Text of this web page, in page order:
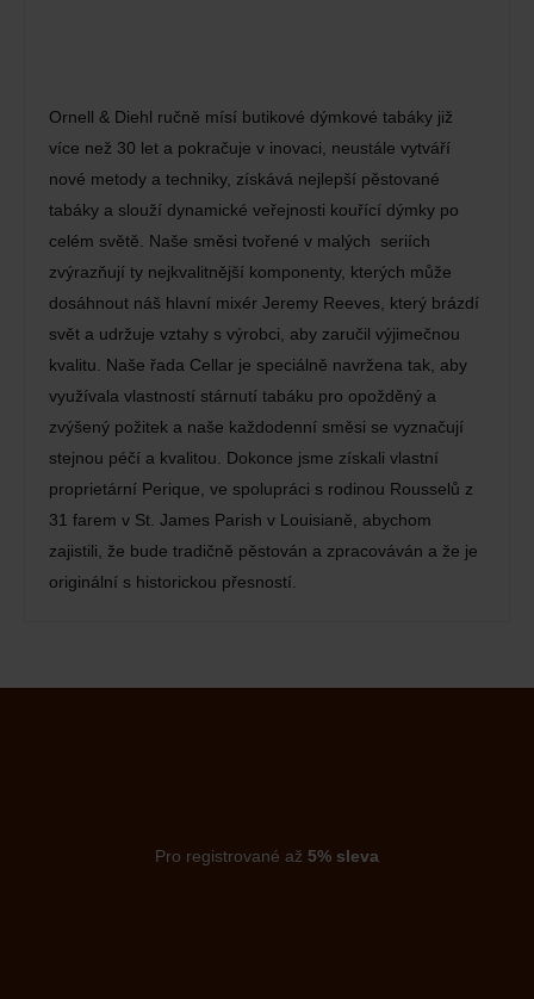
Ornell & Diehl ručně mísí butikové dýmkové tabáky již
více než 30 let a pokračuje v inovaci, neustále vytváří
nové metody a techniky, získává nejlepší pěstované
tabáky a slouží dynamické veřejnosti kouřící dýmky po
celém světě. Naše směsi tvořené v malých seriích
zvýrazňují ty nejkvalitnější komponenty, kterých může
dosáhnout náš hlavní mixér Jeremy Reeves, který brázdí
svět a udržuje vztahy s výrobci, aby zaručil výjimečnou
kvalitu. Naše řada Cellar je speciálně navržena tak, aby
využívala vlastností stárnutí tabáku pro opožděný a
zvýšený požitek a naše každodenní směsi se vyznačují
stejnou péčí a kvalitou. Dokonce jsme získali vlastní
proprietární Perique, ve spolupráci s rodinou Rousselů z
31 farem v St. James Parish v Louisianě, abychom
zajistili, že bude tradičně pěstován a zpracováván a že je
originální s historickou přesností.
Pro registrované až 5% sleva